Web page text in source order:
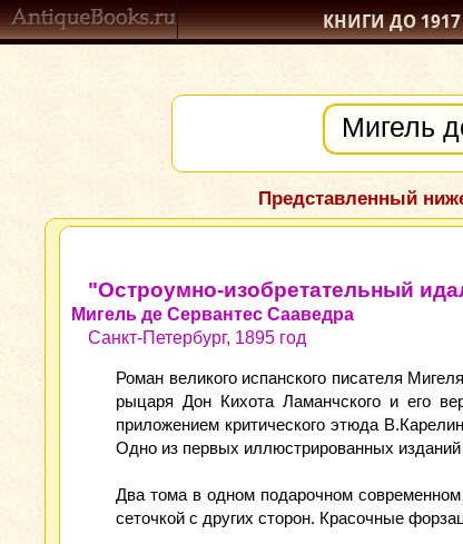
КНИГИ ДО
Представленный
"Остроумно-изобретательный
Мигель де Сервантес Сааведра
Санкт-Петербург, 1895 год
Роман великого испанского писателя
рыцаря Дон Кихота Ламанчского и его
приложением критического этюда
Одно из первых иллюстрированных
Два тома в одном подарочном
сеточкой с других сторон. Красочные